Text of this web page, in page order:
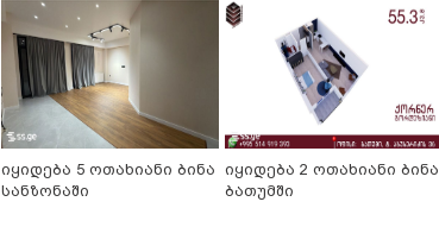
იყიდება 5 ოთახიანი ბინა
სანზონაში
იყიდება 2 ოთახიანი ბინა
ბათუმში